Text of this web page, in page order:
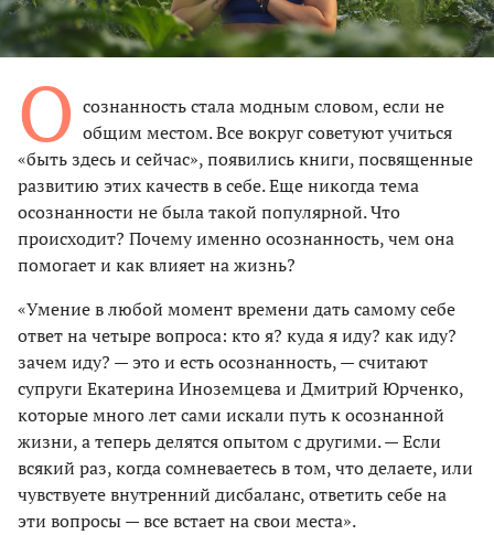
О сознанность стала модным словом, если не
общим местом. Все вокруг советуют учиться
«быть здесь и сейчас», появились книги, посвященные
развитию этих качеств в себе. Еще никогда тема
осознанности не была такой популярной. Что
происходит? Почему именно осознанность, чем она
помогает и как влияет на жизнь?
«Умение в любой момент времени дать самому себе
ответ на четыре вопроса: кто я? куда я иду? как иду?
зачем иду? — это и есть осознанность, — считают
супруги Екатерина Иноземцева и Дмитрий Юрченко,
которые много лет сами искали путь к осознанной
жизни, а теперь делятся опытом с другими. — Если
всякий раз, когда сомневаетесь в том, что делаете, или
чувствуете внутренний дисбаланс, ответить себе на
эти вопросы — все встает на свои места».